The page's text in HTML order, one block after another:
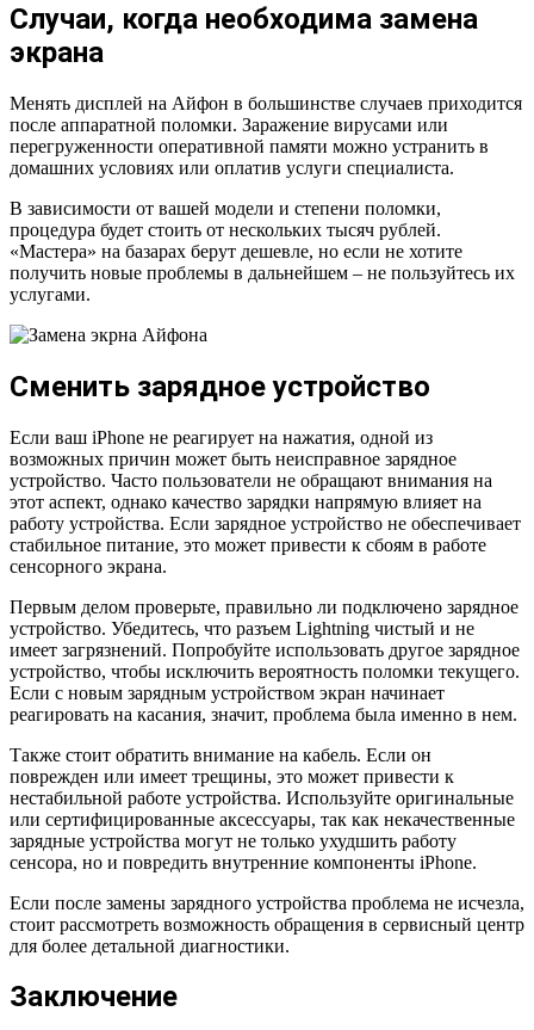
Случаи, когда необходима замена
экрана
Менять дисплей на Айфон в большинстве случаев приходится
после аппаратной поломки. Заражение вирусами или
перегруженности оперативной памяти можно устранить в
домашних условиях или оплатив услуги специалиста.
В зависимости от вашей модели и степени поломки,
процедура будет стоить от нескольких тысяч рублей.
«Мастера» на базарах берут дешевле, но если не хотите
получить новые проблемы в дальнейшем – не пользуйтесь их
услугами.
Сменить зарядное устройство
Если ваш iPhone не реагирует на нажатия, одной из
возможных причин может быть неисправное зарядное
устройство. Часто пользователи не обращают внимания на
этот аспект, однако качество зарядки напрямую влияет на
работу устройства. Если зарядное устройство не обеспечивает
стабильное питание, это может привести к сбоям в работе
сенсорного экрана.
Первым делом проверьте, правильно ли подключено зарядное
устройство. Убедитесь, что разъем Lightning чистый и не
имеет загрязнений. Попробуйте использовать другое зарядное
устройство, чтобы исключить вероятность поломки текущего.
Если с новым зарядным устройством экран начинает
реагировать на касания, значит, проблема была именно в нем.
Также стоит обратить внимание на кабель. Если он
поврежден или имеет трещины, это может привести к
нестабильной работе устройства. Используйте оригинальные
или сертифицированные аксессуары, так как некачественные
зарядные устройства могут не только ухудшить работу
сенсора, но и повредить внутренние компоненты iPhone.
Если после замены зарядного устройства проблема не исчезла,
стоит рассмотреть возможность обращения в сервисный центр
для более детальной диагностики.
Заключение